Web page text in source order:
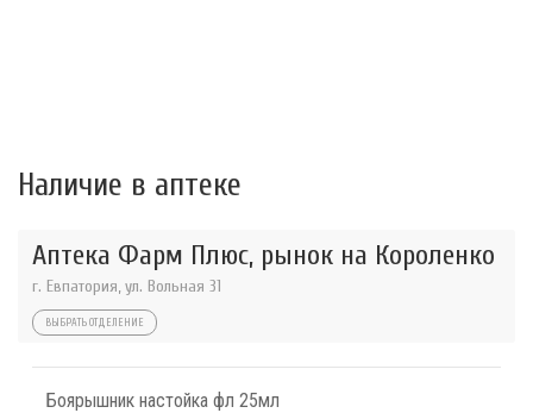
Наличие в аптеке
Аптека Фарм Плюс, рынок на Короленко
г. Евпатория, ул. Вольная 31
ВЫБРАТЬ ОТДЕЛЕНИЕ
Боярышник настойка фл 25мл